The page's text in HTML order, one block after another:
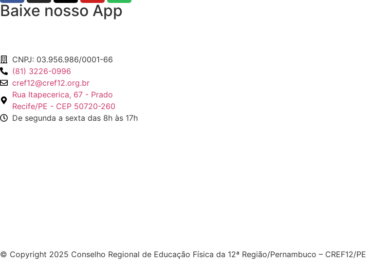
Baixe nosso App
CNPJ: 03.956.986/0001-66
(81) 3226-0996
cref12@cref12.org.br
Rua Itapecerica, 67 - Prado
Recife/PE - CEP 50720-260
De segunda a sexta das 8h às 17h
© Copyright 2025 Conselho Regional de Educação Física da 12ª Região/Pernambuco – CREF12/PE |